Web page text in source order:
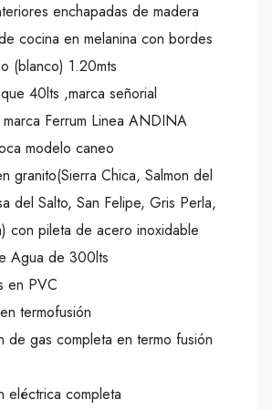
enchapadas de madera
cocina en melanina con bordes
(blanco) 1.20mts
40lts ,marca señorial
marca Ferrum Linea ANDINA
modelo caneo
granito(Sierra Chica, Salmon del
del Salto, San Felipe, Gris Perla,
con pileta de acero inoxidable
Agua de 300lts
en PVC
termofusión
de gas completa en termo fusión
eléctrica completa